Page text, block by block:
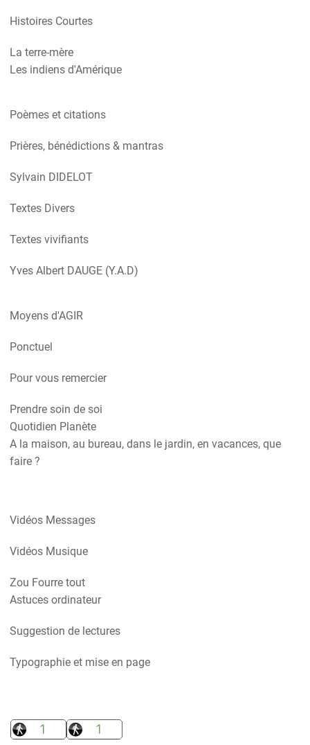
Histoires Courtes
La terre-mère
Les indiens d'Amérique
Poèmes et citations
Prières, bénédictions & mantras
Sylvain DIDELOT
Textes Divers
Textes vivifiants
Yves Albert DAUGE (Y.A.D)
Moyens d'AGIR
Ponctuel
Pour vous remercier
Prendre soin de soi
Quotidien Planète
A la maison, au bureau, dans le jardin, en vacances, que
faire ?
Vidéos Messages
Vidéos Musique
Zou Fourre tout
Astuces ordinateur
Suggestion de lectures
Typographie et mise en page